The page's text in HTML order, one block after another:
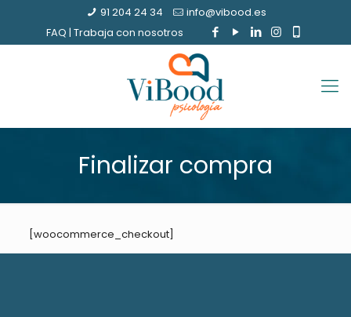
91 204 24 34
info@vibood.es
FAQ | Trabaja con nosotros
Finalizar compra
[woocommerce_checkout]